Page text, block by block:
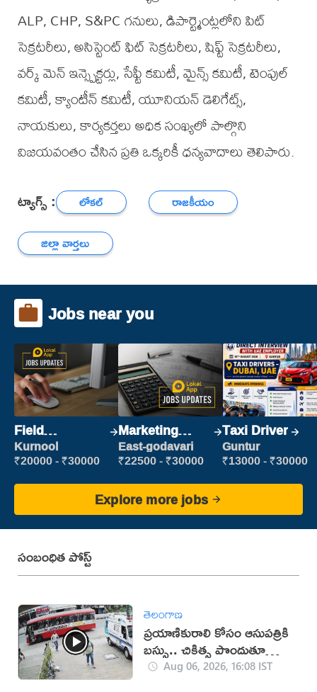
ALP, CHP, S&PC గనులు, డిపార్ట్మెంట్లలోని పిట్
సెక్రటరీలు, అసిస్టెంట్ ఫిట్ సెక్రటరీలు, షిఫ్ట్ సెక్రటరీలు,
వర్క్ మెన్ ఇన్స్పెక్టర్లు, సేఫ్టీ కమిటీ, మైన్స్ కమిటీ, టెంపుల్
కమిటీ, క్యాంటీన్ కమిటీ, యూనియన్ డెలిగేట్స్,
నాయకులు, కార్యకర్తలు అధిక సంఖ్యలో పాల్గొని
విజయవంతం చేసిన ప్రతి ఒక్కరికీ ధన్యవాదాలు తెలిపారు.
ట్యాగ్స్ : లోకల్
రాజకీయం
జిల్లా వార్తలు
Jobs near you
Field
Marketing
Executive
Kurnool
₹20000 - ₹30000
Marketing
Executive
East-godavari
₹22500 - ₹30000
Taxi Driver
Guntur
₹13000 - ₹30000
Explore more jobs
సంబంధిత పోస్ట్
తెలంగాణ
ప్రయాణికురాలి కోసం ఆసుపత్రికి
బస్సు.. చికిత్స పొందుతూ
మహిళ మృతి!
Aug 06, 2026, 16:08 IST